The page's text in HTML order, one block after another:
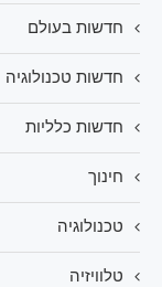
חדשות בעולם
חדשות טכנולוגיה
חדשות כלליות
חינוך
טכנולוגיה
טלוויזיה